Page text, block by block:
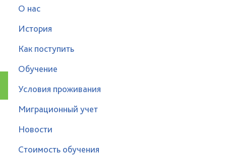
О нас
История
Как поступить
Обучение
Условия проживания
Миграционный учет
Новости
Стоимость обучения